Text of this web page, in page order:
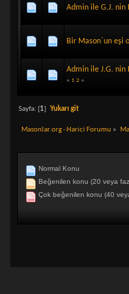
Admin ile G.J. nin
Bir Mason`un eşi
Admin ile J.G. nin
« 1 2 »
Sayfa: [1] Yukarı git
Masonlar.org - Harici Forumu »
Normal Konu
Beğenilen konu (20 veya
Çok beğenilen konu (40